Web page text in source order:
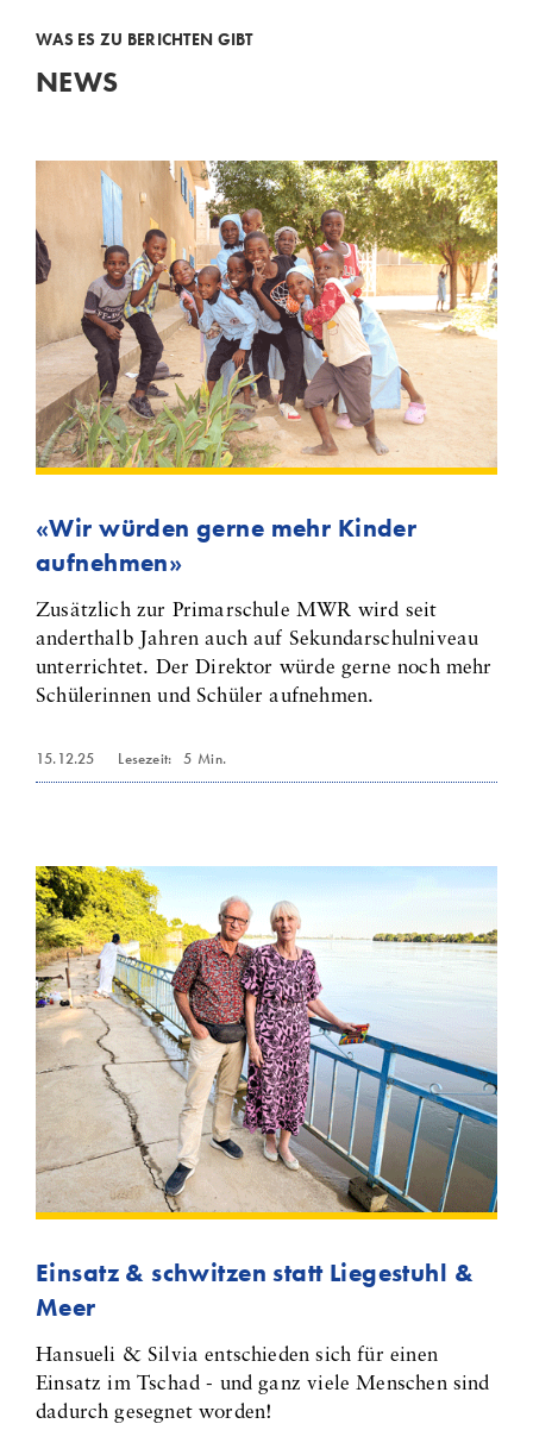
WAS ES ZU BERICHTEN GIBT
NEWS
«Wir würden gerne mehr Kinder
aufnehmen»
Zusätzlich zur Primarschule MWR wird seit
anderthalb Jahren auch auf Sekundarschulniveau
unterrichtet. Der Direktor würde gerne noch mehr
Schülerinnen und Schüler aufnehmen.
15.12.25 Lesezeit: 5 Min.
Einsatz & schwitzen statt Liegestuhl &
Meer
Hansueli & Silvia entschieden sich für einen
Einsatz im Tschad - und ganz viele Menschen sind
dadurch gesegnet worden!